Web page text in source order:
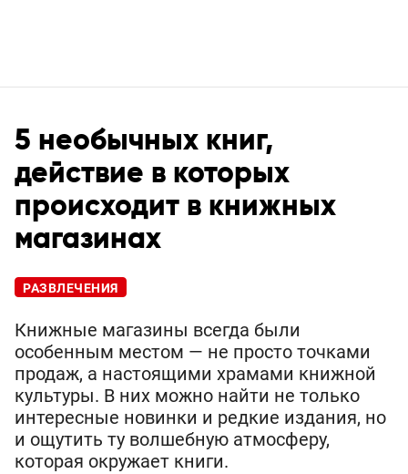
5 необычных книг,
действие в которых
происходит в книжных
магазинах
РАЗВЛЕЧЕНИЯ
Книжные магазины всегда были
особенным местом — не просто точками
продаж, а настоящими храмами книжной
культуры. В них можно найти не только
интересные новинки и редкие издания, но
и ощутить ту волшебную атмосферу,
которая окружает книги.